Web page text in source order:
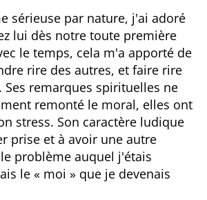
sérieuse par nature, j'ai adoré
lui dès notre toute première
le temps, cela m'a apporté de
rire des autres, et faire rire
Ses remarques spirituelles ne
remonté le moral, elles ont
stress. Son caractère ludique
prise et à avoir une autre
problème auquel j'étais
le « moi » que je devenais